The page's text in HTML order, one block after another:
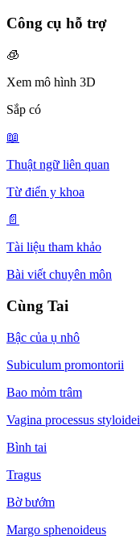
Công cụ hỗ trợ
🧊
Xem mô hình 3D
Sắp có
📖
Thuật ngữ liên quan
Từ điển y khoa
📄
Tài liệu tham khảo
Bài viết chuyên môn
Cùng Tai
Bậc của ụ nhô
Subiculum promontorii
Bao mỏm trâm
Vagina processus styloidei
Bình tai
Tragus
Bờ bướm
Margo sphenoideus